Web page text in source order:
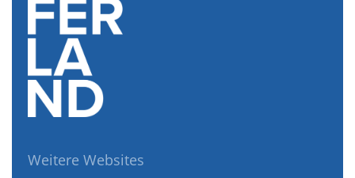
Weitere Websites